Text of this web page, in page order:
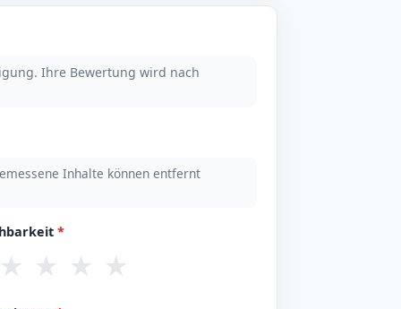
Ihre Bewertung wird nach
Inhalte können entfernt
*
★ ★ ★